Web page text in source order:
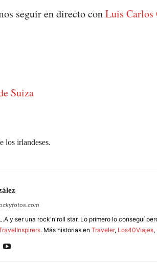
seguir en directo conLuis Carlos
Suiza
los irlandeses.
y ser una rock'n'roll star. Lo primero lo conseguí
. Más historias en Traveler, Los40Viajes,